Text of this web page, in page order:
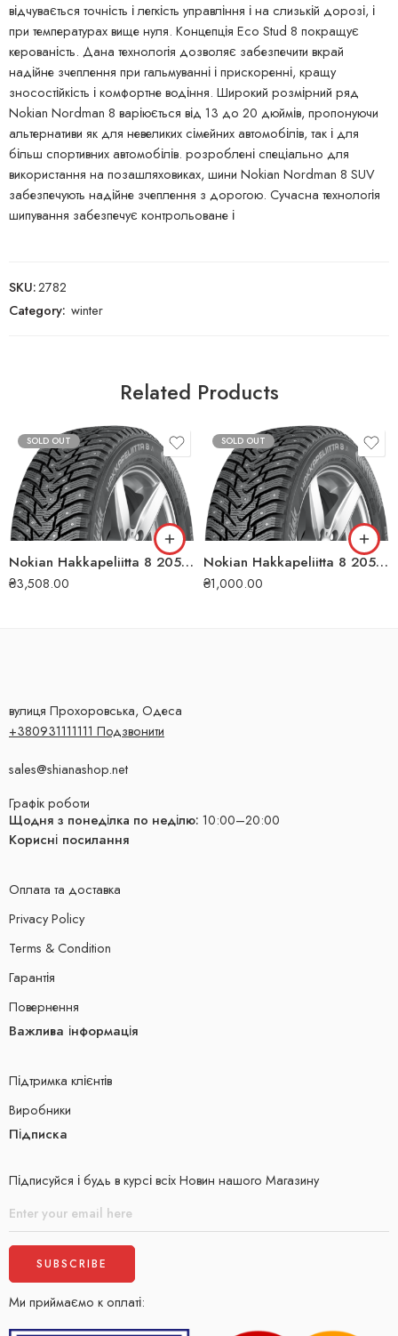
відчувається точність і легкість управління і на слизькій дорозі, і
при температурах вище нуля. Концепція Eco Stud 8 покращує
керованість. Дана технологія дозволяє забезпечити вкрай
надійне зчеплення при гальмуванні і прискоренні, кращу
зносостійкість і комфортне водіння. Широкий розмірний ряд
Nokian Nordman 8 варіюється від 13 до 20 дюймів, пропонуючи
альтернативи як для невеликих сімейних автомобілів, так і для
більш спортивних автомобілів. розроблені спеціально для
використання на позашляховиках, шини Nokian Nordman 8 SUV
забезпечують надійне зчеплення з дорогою. Сучасна технологія
шипування забезпечує контрольоване і
SKU:2782
Category: winter
Related Products
SOLD OUT
Nokian Hakkapeliitta 8 205/55 R16 94T XL (ШИП) зимова шина
₴3,508.00
SOLD OUT
Nokian Hakkapeliitta 8 205/60 R16 96T XL (ШИП) зимова шина
₴1,000.00
вулиця Прохоровська, Одеса
+380931111111 Подзвонити
sales@shianashop.net
Графік роботи
Щодня з понеділка по неділю: 10:00–20:00
Корисні посилання
Оплата та доставка
Privacy Policy
Terms & Condition
Гарантія
Повернення
Важлива інформація
Підтримка клієнтів
Виробники
Підписка
Підписуйся і будь в курсі всіх Новин нашого Магазину
Ми приймаємо к оплаті: